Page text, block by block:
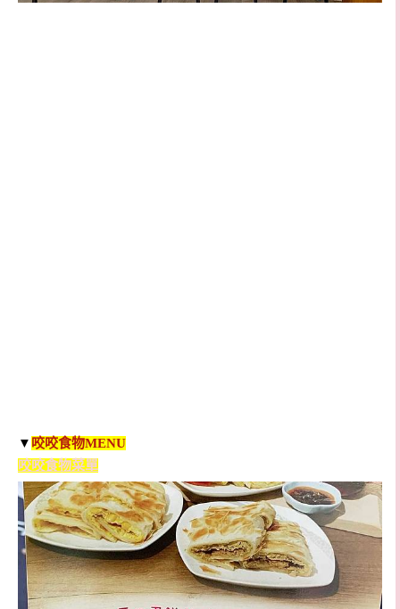
▼ 咬咬食物MENU
咬咬食物菜單